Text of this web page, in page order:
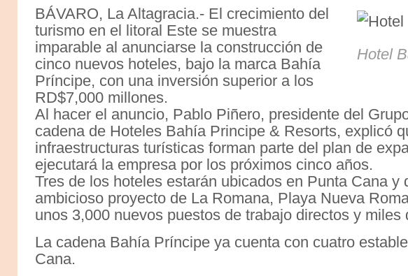
Hotel
BÁVARO, La Altagracia.- El crecimiento del
turismo en el litoral Este se muestra
imparable al anunciarse la construcción de
cinco nuevos hoteles, bajo la marca Bahía
Príncipe, con una inversión superior a los
RD$7,000 millones.
Al hacer el anuncio, Pablo Piñero, presidente del
cadena de Hoteles Bahía Principe & Resorts, explicó
infraestructuras turísticas forman parte del plan de
ejecutará la empresa por los próximos cinco años.
Tres de los hoteles estarán ubicados en Punta Cana y
ambicioso proyecto de La Romana, Playa Nueva
unos 3,000 nuevos puestos de trabajo directos y miles
La cadena Bahía Príncipe ya cuenta con cuatro
Cana.